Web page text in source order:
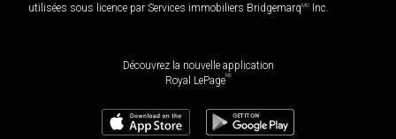
utilisées sous licence par Services immobiliers BridgemarqMD Inc.
Découvrez la nouvelle application
Royal LePageMD